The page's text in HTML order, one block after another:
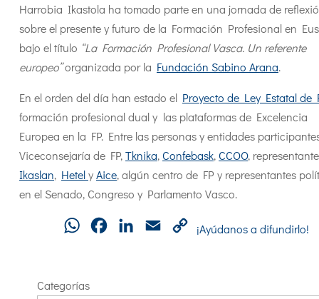
Harrobia Ikastola ha tomado parte en una jornada de
sobre el presente y futuro de la Formación Profesional en
bajo el título “La Formación Profesional Vasca. Un referente
europeo”organizada por la Fundación Sabino Arana.
En el orden del día han estado el Proyecto de Ley Estatal de
formación profesional dual y las plataformas de Excelencia
Europea en la FP. Entre las personas y entidades
Viceconsejaría de FP,Tknika,Confebask,CCOO,
Ikaslan, HetelyAice, algún centro de FP y representantes
en el Senado, Congreso y Parlamento Vasco.
WhatsAppFacebookLinkedInEmail
Copy
¡Ayúdanos a difundirlo!
Categorías